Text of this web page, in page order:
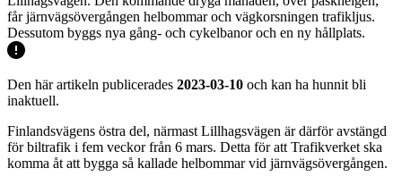
får järnvägsövergången helbommar och vägkorsningen trafikljus.
Dessutom byggs nya gång- och cykelbanor och en ny hållplats.
Den här artikeln publicerades 2023-03-10 och kan ha hunnit bli
inaktuell.
Finlandsvägens östra del, närmast Lillhagsvägen är därför avstängd
för biltrafik i fem veckor från 6 mars. Detta för att Trafikverket ska
komma åt att bygga så kallade helbommar vid järnvägsövergången.